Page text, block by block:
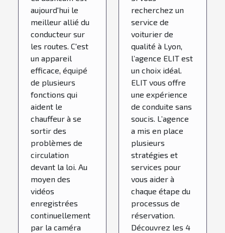
aujourd'hui le
meilleur allié du
conducteur sur
les routes. C'est
un appareil
efficace, équipé
de plusieurs
fonctions qui
aident le
chauffeur à se
sortir des
problèmes de
circulation
devant la loi. Au
moyen des
vidéos
enregistrées
continuellement
par la caméra
l’agence
ELIT à
Lyon
recherchez un
service de
voiturier de
qualité à Lyon,
l’agence ELIT est
un choix idéal.
ELIT vous offre
une expérience
de conduite sans
soucis. L’agence
a mis en place
plusieurs
stratégies et
services pour
vous aider à
chaque étape du
processus de
réservation.
Découvrez les 4